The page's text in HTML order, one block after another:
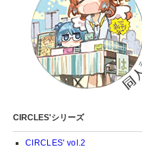
CIRCLES'シリーズ
CIRCLES' vol.2